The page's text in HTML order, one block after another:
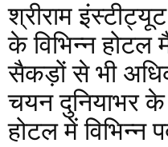
श्रीराम
के विभिन्न होटल
सैकड़ों से भी
चयन दुनियाभर के
होटल में विभिन्न